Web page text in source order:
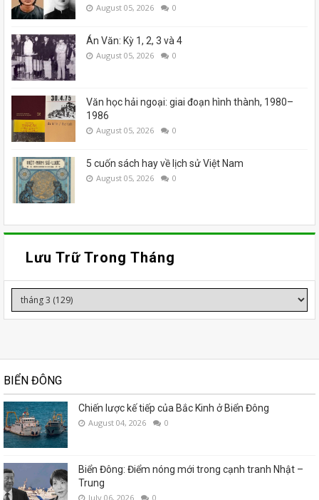
August 05, 2026 0
Án Văn: Kỳ 1, 2, 3 và 4
August 05, 2026 0
Văn học hải ngoại: giai đoạn hình thành, 1980–
1986
August 05, 2026 0
5 cuốn sách hay về lịch sử Việt Nam
August 05, 2026 0
Lưu Trữ Trong Tháng
BIỂN ĐÔNG
Chiến lược kế tiếp của Bắc Kinh ở Biển Đông
August 04, 2026 0
Biển Đông: Điểm nóng mới trong cạnh tranh Nhật –
Trung
July 06, 2026 0